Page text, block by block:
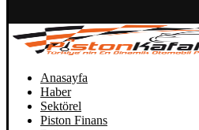
Anasayfa
Haber
Sektörel
Piston Finans